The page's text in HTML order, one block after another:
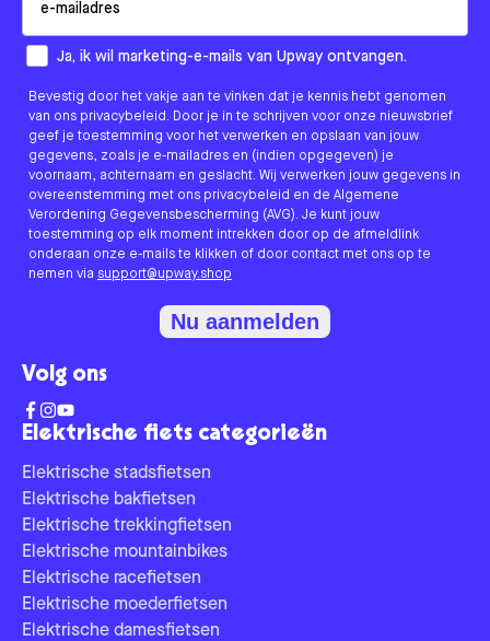
Elektrische fiets categorieën
Elektrische stadsfietsen
Elektrische bakfietsen
Elektrische trekkingfietsen
Elektrische mountainbikes
Elektrische racefietsen
Elektrische moederfietsen
Elektrische damesfietsen
How would you like to hear from us?
Ja, ik wil marketing-e-mails van Upway ontvangen.
Bevestig door het vakje aan te vinken dat je kennis hebt genomen
van ons privacybeleid. Door je in te schrijven voor onze nieuwsbrief
geef je toestemming voor het verwerken en opslaan van jouw
gegevens, zoals je e-mailadres en (indien opgegeven) je
voornaam, achternaam en geslacht. Wij verwerken jouw gegevens in
overeenstemming met ons privacybeleid en de Algemene
Verordening Gegevensbescherming (AVG). Je kunt jouw
toestemming op elk moment intrekken door op de afmeldlink
onderaan onze e-mails te klikken of door contact met ons op te
nemen via support@upway.shop
Nu aanmelden
Volg ons